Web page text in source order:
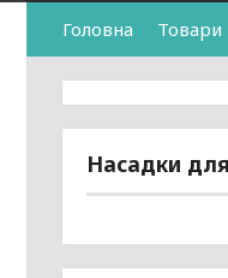
Головна Товари
Насадки